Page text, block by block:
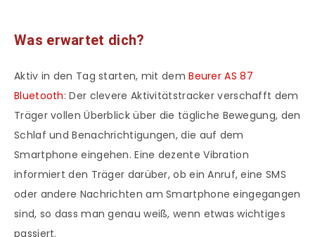
Was erwartet dich?
Aktiv in den Tag starten, mit demBeurer AS 87
Bluetooth: Der clevere Aktivitätstracker verschafft dem
Träger vollen Überblick über die tägliche Bewegung, den
Schlaf und Benachrichtigungen, die auf dem
Smartphone eingehen. Eine dezente Vibration
informiert den Träger darüber, ob ein Anruf, eine SMS
oder andere Nachrichten am Smartphone eingegangen
sind, so dass man genau weiß, wenn etwas wichtiges
passiert.